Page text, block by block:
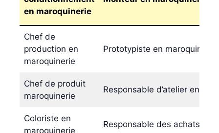
en maroquinerie
Chef de
production en
maroquinerie
Prototypiste en maroquinerie
Chef de produit
maroquinerie
Responsable d’atelier en
Coloriste en
maroquinerie
Responsable des achats